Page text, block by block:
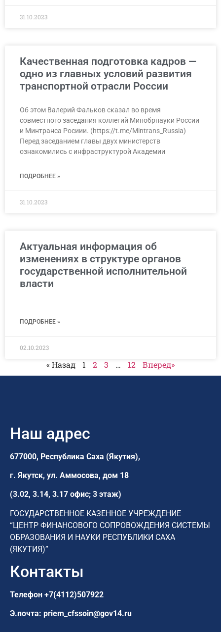
31.10.2023
Качественная подготовка кадров —
одно из главных условий развития
транспортной отрасли России
Об этом Валерий Фальков сказал во время
совместного заседания коллегий Минобрнауки России
и Минтранса Росиии. (https://t.me/Mintrans_Russia)
Перед заседанием главы двух министерств
ознакомились с инфраструктурой Академии
ПОДРОБНЕЕ »
31.10.2023
Актуальная информация об
изменениях в структуре органов
государственной исполнительной
власти
ПОДРОБНЕЕ »
02.10.2023
« Назад 1 2 3 … 12 Вперед»
Наш адрес
677000, Республика Саха (Якутия),
г. Якутск, ул. Аммосова, дом 18
(3.02, 3.14, 3.17 офис; 3 этаж)
ГОСУДАРСТВЕННОЕ КАЗЕННОЕ УЧРЕЖДЕНИЕ
“ЦЕНТР ФИНАНСОВОГО СОПРОВОЖДЕНИЯ СИСТЕМЫ
ОБРАЗОВАНИЯ И НАУКИ РЕСПУБЛИКИ САХА
(ЯКУТИЯ)”
Контакты
Телефон +7(4112)507922
Э.почта: priem_cfssoin@gov14.ru